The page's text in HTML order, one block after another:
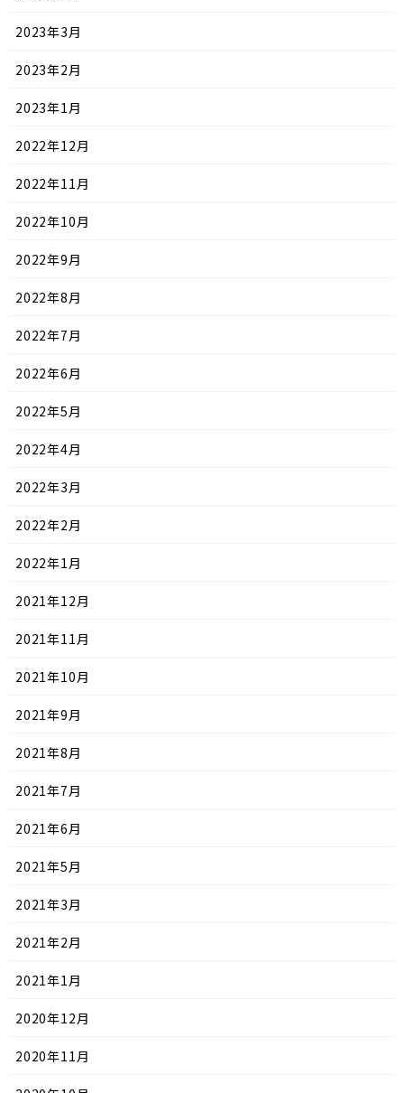
2023年3月
2023年2月
2023年1月
2022年12月
2022年11月
2022年10月
2022年9月
2022年8月
2022年7月
2022年6月
2022年5月
2022年4月
2022年3月
2022年2月
2022年1月
2021年12月
2021年11月
2021年10月
2021年9月
2021年8月
2021年7月
2021年6月
2021年5月
2021年3月
2021年2月
2021年1月
2020年12月
2020年11月